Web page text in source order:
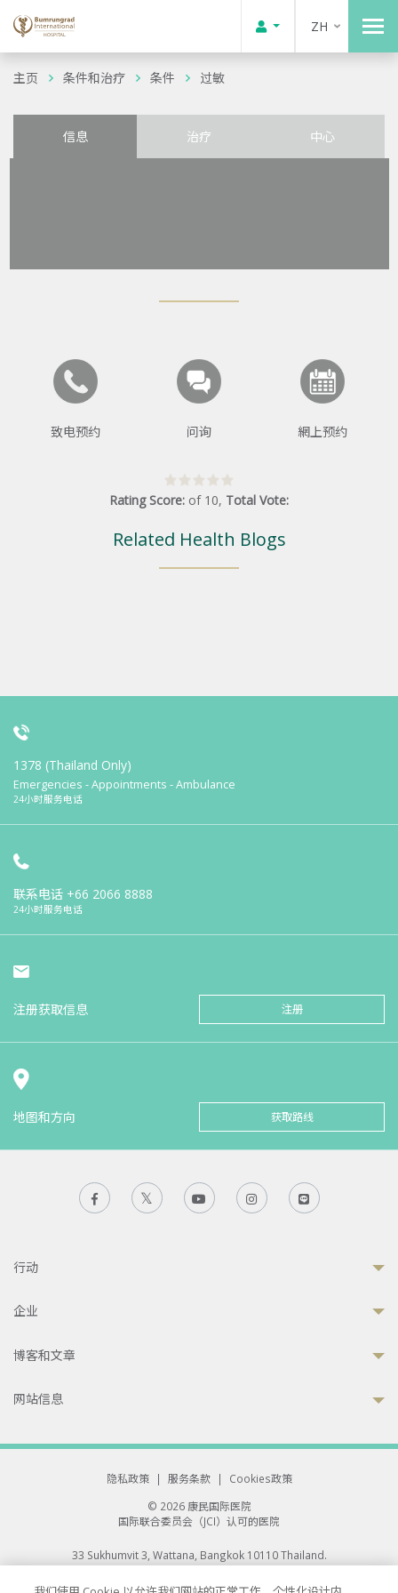
ZH
主页 条件和治疗 条件 过敏
信息 治疗 中心
致电预约 问询 網上预约
Rating Score: of 10, Total Vote:
Related Health Blogs
1378 (Thailand Only)
Emergencies - Appointments - Ambulance
24小时服务电话
联系电话 +66 2066 8888
24小时服务电话
注册获取信息 注册
地图和方向 获取路线
行动
企业
博客和文章
网站信息
隐私政策 | 服务条款 |
Cookies政策
© 2026 康民国际医院
国际联合委员会（JCI）认可的医院
33 Sukhumvit 3, Wattana, Bangkok 10110 Thailand.
All rights reserved.